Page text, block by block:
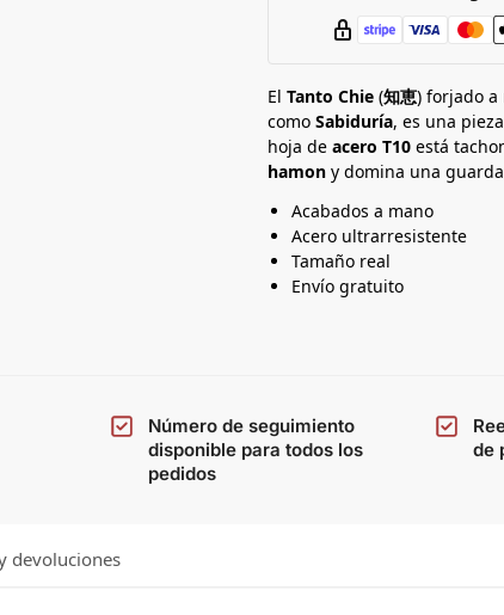
n
a
ElTanto Chie (知恵) forjado a
comoSabiduría, es una
hoja deacero T10 está
hamon y domina una
Acabados a mano
Acero ultrarresistente
Tamaño real
Envío gratuito
Número de seguimiento
disponible para todos los
pedidos
de
devoluciones